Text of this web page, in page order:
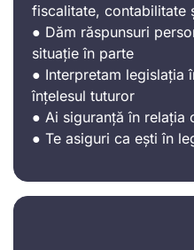
fiscalitate, contabilitate
● Dăm răspunsuri
situație în parte
● Interpretam legislația
înțelesul tuturor
● Ai siguranță în relația
● Te asiguri ca ești în